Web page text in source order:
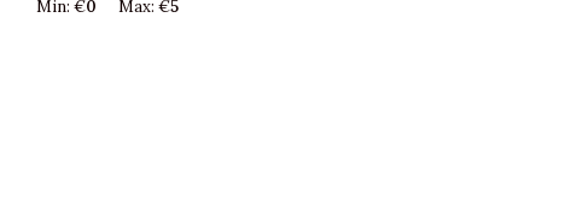
Min: €0 Max: €5